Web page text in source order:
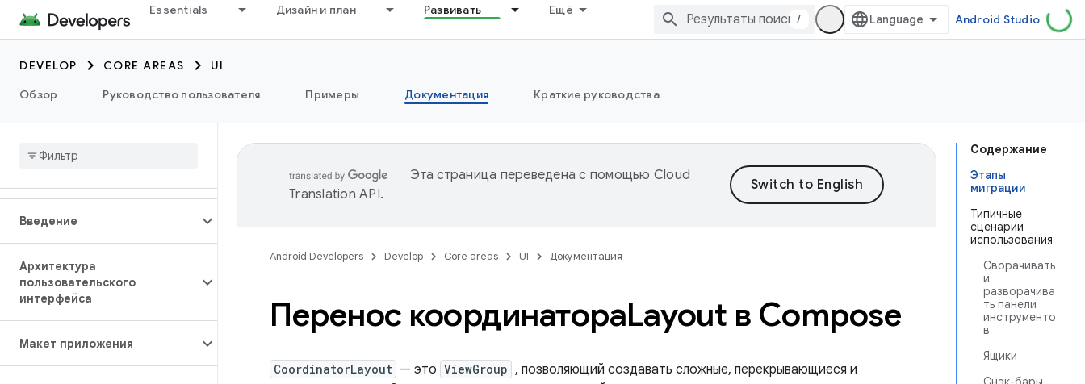
Essentials Дизайн и план Развивать Ещё
/ Android Studio
DEVELOP CORE AREAS
UI
Обзор
Руководство пользователя Примеры Документация Краткие руководства
Введение
Архитектура
пользовательского
интерфейса
Макет приложения
Содержание
Этапы
миграции
Типичные
сценарии
использования
Сворачивать
и
разворачива
ть панели
инструменто
в
Ящики
Эта страница переведена с помощью Cloud
Translation API.
Android Developers Develop Core areas UI Документация
Перенос координатораLayout в Compose
CoordinatorLayout — это ViewGroup , позволяющий создавать сложные, перекрывающиеся и